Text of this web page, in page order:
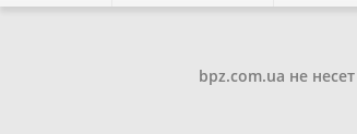
bpz.com.ua не